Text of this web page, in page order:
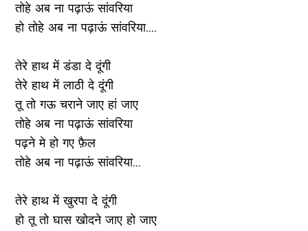
तोहे अब ना पढ़ाऊं सांवरिया
हो तोहे अब ना पढ़ाऊं सांवरिया....
तेरे हाथ में डंडा दे दूंगी
तेरे हाथ में लाठी दे दूंगी
तू तो गऊ चराने जाए हां जाए
तोहे अब ना पढ़ाऊं सांवरिया
पढ़ने मे हो गए फ़ैल
तोहे अब ना पढ़ाऊं सांवरिया...
तेरे हाथ में खुरपा दे दूंगी
हो तू तो घास खोदने जाए हो जाए